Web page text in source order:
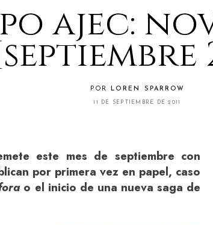
ajec:
POR LOREN SPARROW
11 DE SEPTIEMBRE DE 2011
este mes de septiembre con
por primera vez en papel, caso
o el inicio de una nueva saga de